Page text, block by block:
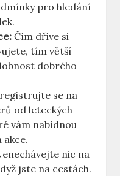
pro hledání
Čím dříve si
tím větší
dobrého
se na
od leteckých
vám nabídnou
akce.
nic na
jste na cestách.